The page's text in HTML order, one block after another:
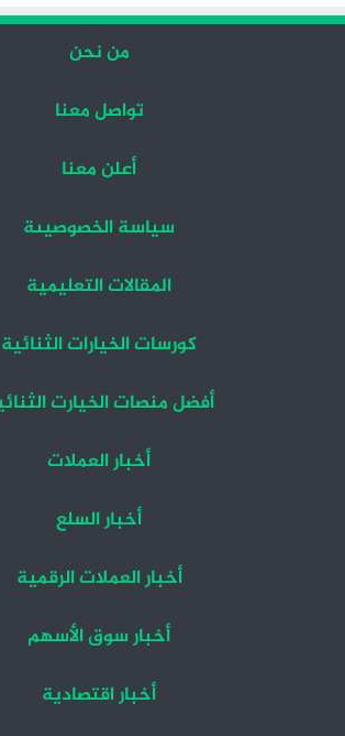
من نحن
تواصل معنا
أعلن معنا
سياسة الخصوصيىة
المقالات التعليمية
كورسات الخيارات الثنائية
أفضل منصات الخيارت
أخبار العملات
أخبار السلع
أخبار العملات الرقمية
أخبار سوق الأسهم
أخبار اقتصادية